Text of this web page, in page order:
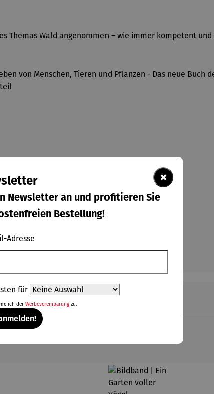
Themas Wald angenommen – wie immer kompetent
von Menschen, Tieren und Pflanzen - Das neue Buch
×
Newsletter an und profitieren Sie
Bestellung!
Adresse
für
ich der Werbevereinbarungzu.